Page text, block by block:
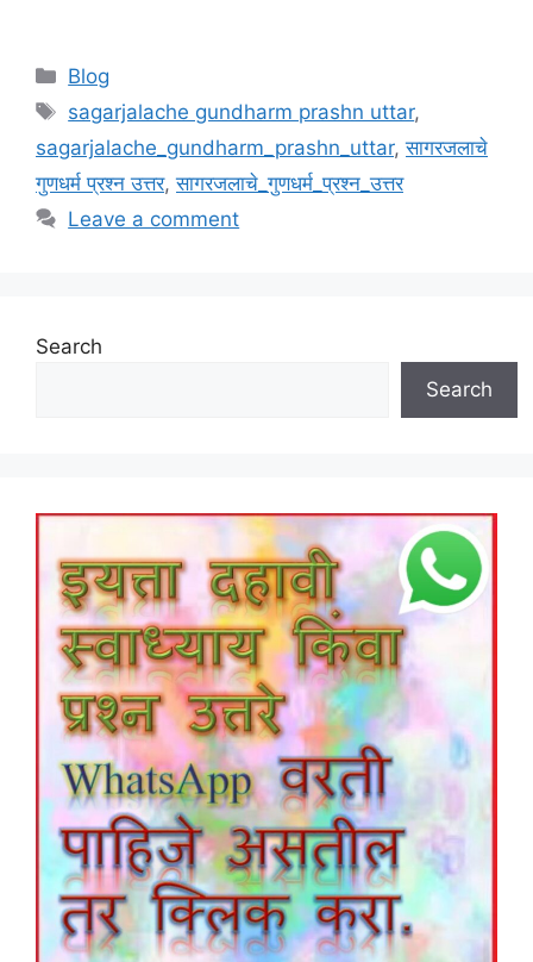
Categories
Blog
Tags
sagarjalache gundharm prashn uttar,
sagarjalache_gundharm_prashn_uttar,सागरजलाचे
गुणधर्म प्रश्न उत्तर,सागरजलाचे_गुणधर्म_प्रश्न_उत्तर
Leave a comment
Search
Search